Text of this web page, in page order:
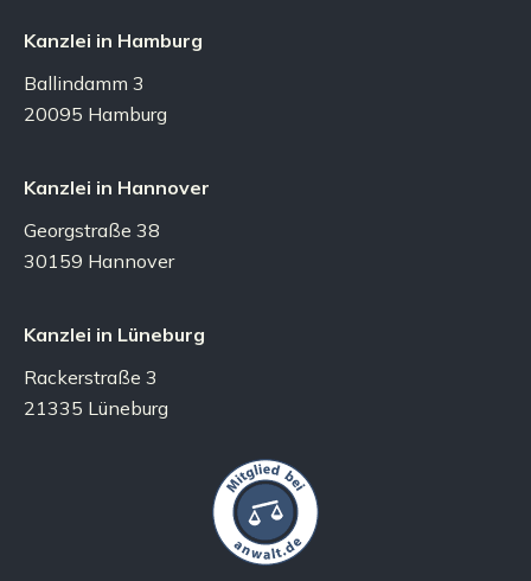
Kanzlei in Hamburg
Ballindamm 3
20095 Hamburg
Kanzlei in Hannover
Georgstraße 38
30159 Hannover
Kanzlei in Lüneburg
Rackerstraße 3
21335 Lüneburg